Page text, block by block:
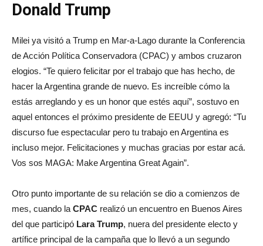
Donald Trump
Milei ya visitó a Trump en Mar-a-Lago durante la Conferencia
de Acción Política Conservadora (CPAC) y ambos cruzaron
elogios. “Te quiero felicitar por el trabajo que has hecho, de
hacer la Argentina grande de nuevo. Es increíble cómo la
estás arreglando y es un honor que estés aquí”, sostuvo en
aquel entonces el próximo presidente de EEUU y agregó: “Tu
discurso fue espectacular pero tu trabajo en Argentina es
incluso mejor. Felicitaciones y muchas gracias por estar acá.
Vos sos MAGA: Make Argentina Great Again”.
Otro punto importante de su relación se dio a comienzos de
mes, cuando la CPAC realizó un encuentro en Buenos Aires
del que participó Lara Trump, nuera del presidente electo y
artífice principal de la campaña que lo llevó a un segundo